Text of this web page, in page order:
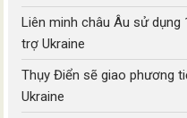
Liên minh châu Âu sử
trợ Ukraine
Thụy Điển sẽ giao phương
Ukraine